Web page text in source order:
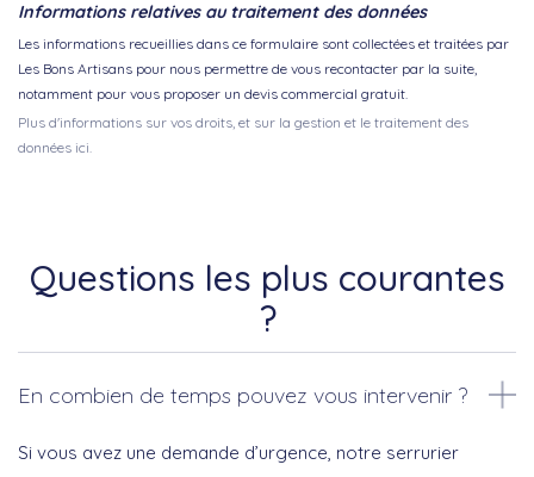
Informations relatives au traitement des données
Les informations recueillies dans ce formulaire sont collectées et traitées par
Les Bons Artisans pour nous permettre de vous recontacter par la suite,
notamment pour vous proposer un devis commercial gratuit.
Plus d'informations sur vos droits, et sur la gestion et le traitement des
données ici.
Questions les plus courantes
?
En combien de temps pouvez vous intervenir ?
Si vous avez une demande d’urgence, notre serrurier